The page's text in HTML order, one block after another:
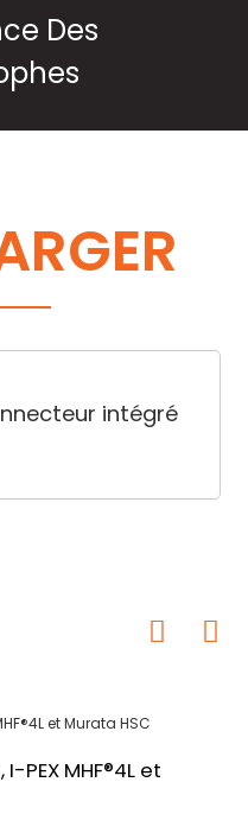
Des
intégré
PEX MHF®4L et